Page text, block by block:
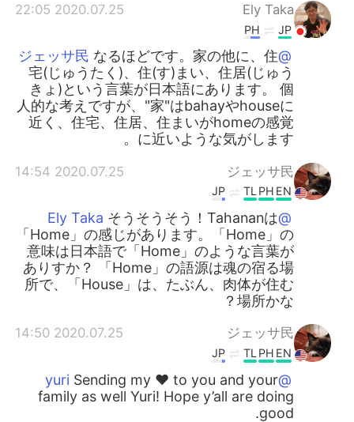
Ely Taka
2020.07.25 22:05
JP
PH
@ジェッサ民
なるほどです。家の他に、住
宅(じゅうたく)、住(す)まい、住居(じゅう
きょ)という言葉が日本語にあります。 個
人的な考えですが、"家"はbahayやhouseに
近く、住宅、住居、住まいがhomeの感覚
に近いような気がします。
ジェッサ民
2020.07.25 14:54
EN
PH
TL
JP
@Ely Taka
そうそうそう！Tahananは
「Home」の感じがあります。「Home」の
意味は日本語で「Home」のような言葉が
ありすか？ 「Home」の語源は魂の宿る場
所で、「House」は、たぶん、肉体が住む
場所かな？
ジェッサ民
2020.07.25 14:50
EN
PH
TL
JP
@yuri
Sending my ❤️ to you and your
family as well Yuri! Hope y’all are doing
good.